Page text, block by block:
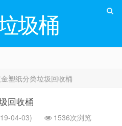
圾桶
塑纸分类垃圾回收桶
回收桶
04-03) 1536次浏览